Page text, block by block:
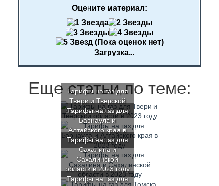
Оцените материал:
(Пока оценок нет)
Загрузка...
Еще статьи по теме:
Тарифы на газ для
Твери и Тверской
области в 2023 году
Тарифы на газ для
Барнаула и
Алтайского края в
2023 году
Тарифы на газ для
Сахалина и
Сахалинской
области в 2023 году
Тарифы на газ для